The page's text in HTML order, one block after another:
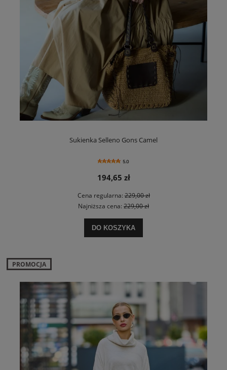
Sukienka Selleno Gons Camel
5.0
194,65 zł
Cena regularna:229,00 zł
Najniższa cena: 229,00 zł
DO KOSZYKA
PROMOCJA